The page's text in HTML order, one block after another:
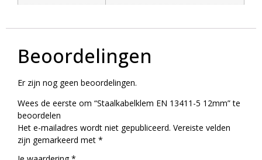
Beoordelingen
Er zijn nog geen beoordelingen.
Wees de eerste om “Staalkabelklem EN 13411-5 12mm” te
beoordelen
Het e-mailadres wordt niet gepubliceerd. Vereiste velden
zijn gemarkeerd met *